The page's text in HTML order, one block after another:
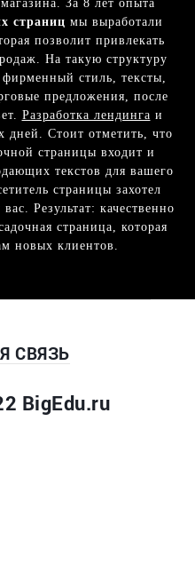
За 8 лет опыта
страниц мы выработали
позволит привлекать
На такую структуру
стиль, тексты,
предложения, после
Разработка лендинга и
дней. Стоит отметить, что
страницы входит и
текстов для вашего
страницы захотел
Результат: качественно
страница, которая
новых клиентов.
СВЯЗЬ
BigEdu.ru